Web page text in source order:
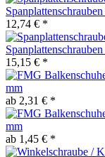
12,74 € *
15,15 € *
mm
ab 2,31 € *
mm
ab 1,45 € *